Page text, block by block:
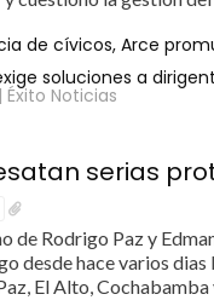
de cívicos, Arce
soluciones a
| Éxito Noticias
serias
de Rodrigo Paz y
desde hace varios
El Alto,